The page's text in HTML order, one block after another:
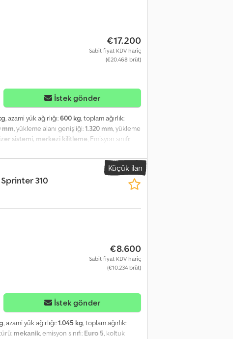
€17.200
Sabit fiyat KDV hariç
(€20.468 brüt)
İstek gönder
, azami yük ağırlığı:600 kg, toplam ağırlık:
mm, yükleme alanı genişliği:1.320 mm, yükleme
sistemi, merkezi kilitleme, Emisyon sınıfı:
Ses sistemi, Blaupunkt radyo, renkli
Kompresörlü/elektrik tahrikli, -10 °C'ye
-10°C'ye kadar derin dondurucu ünitesi
ABS ASR ESP Hız sabitleyici Dingil
araç seçkimiz bulunmaktadır. Daha fazlası
hakkı saklıdır. Dodsw H Equepfx Apdeck
Küçük ilan
310
€8.600
Sabit fiyat KDV hariç
(€10.234 brüt)
İstek gönder
, azami yük ağırlığı:1.045 kg, toplam ağırlık:
mekanik, emisyon sınıfı: Euro 5, koltuk